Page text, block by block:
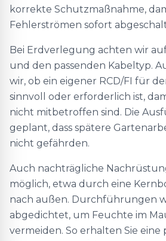
korrekte Schutzmaßnahme,
Fehlerströmen sofort
Bei Erdverlegung achten wir
und den passenden Kabeltyp.
wir, ob ein eigener RCD/FI für
sinnvoll oder erforderlich ist,
nicht mitbetroffen sind. Die
geplant, dass spätere
nicht gefährden.
Auch nachträgliche
möglich, etwa durch eine
nach außen. Durchführungen
abgedichtet, um Feuchte im
vermeiden. So erhalten Sie eine